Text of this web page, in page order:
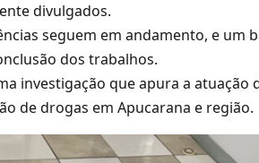
divulgados.
seguem em andamento, e um
dos trabalhos.
investigação que apura a atuação
de drogas em Apucarana e região.